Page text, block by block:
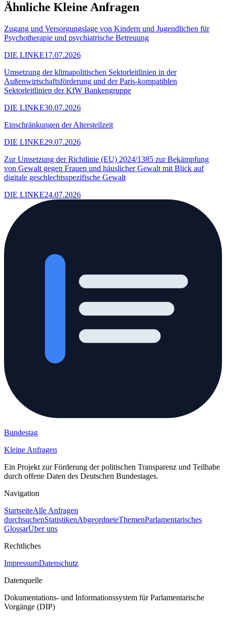
Ähnliche Kleine Anfragen
Zugang und Versorgungslage von Kindern und Jugendlichen für
Psychotherapie und psychiatrische Betreuung
DIE LINKE17.07.2026
Umsetzung der klimapolitischen Sektorleitlinien in der
Außenwirtschaftsförderung und der Paris-kompatiblen
Sektorleitlinien der KfW Bankengruppe
DIE LINKE30.07.2026
Einschränkungen der Altersteilzeit
DIE LINKE29.07.2026
Zur Umsetzung der Richtlinie (EU) 2024/1385 zur Bekämpfung
von Gewalt gegen Frauen und häuslicher Gewalt mit Blick auf
digitale geschlechtsspezifische Gewalt
DIE LINKE24.07.2026
Bundestag
Kleine Anfragen
Ein Projekt zur Förderung der politischen Transparenz und Teilhabe
durch offene Daten des Deutschen Bundestages.
Navigation
StartseiteAlle Anfragen
durchsuchenStatistikenAbgeordneteThemenParlamentarisches
GlossarÜber uns
Rechtliches
ImpressumDatenschutz
Datenquelle
Dokumentations- und Informationssystem für Parlamentarische
Vorgänge (DIP)